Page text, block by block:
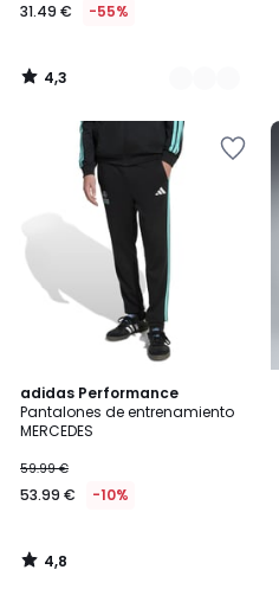
31.49 € -55%
4,3
/
adidas Performance
Pantalones de entrenamiento
MERCEDES
59.99 €
53.99 € -10%
4,8
/ 5
4,8
/